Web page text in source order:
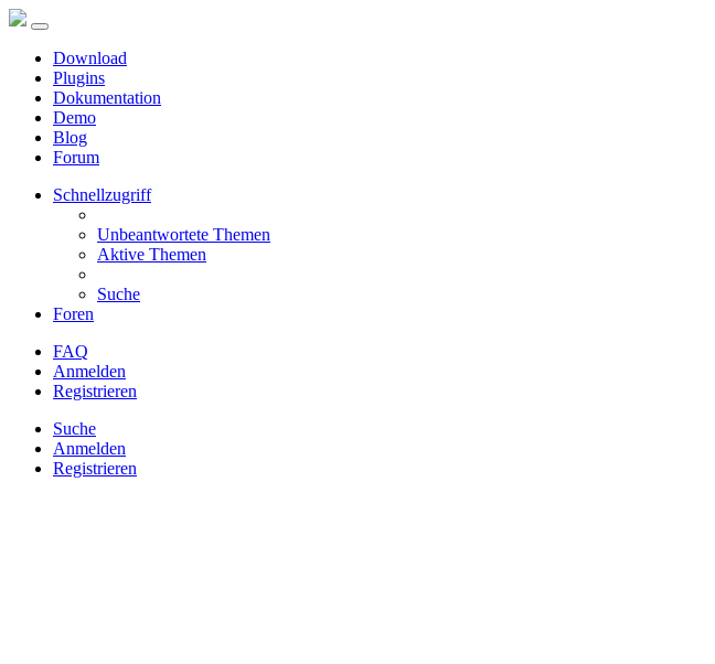
Download
Plugins
Dokumentation
Demo
Blog
Forum
Schnellzugriff
Unbeantwortete Themen
Aktive Themen
Suche
Foren
FAQ
Anmelden
Registrieren
Suche
Anmelden
Registrieren